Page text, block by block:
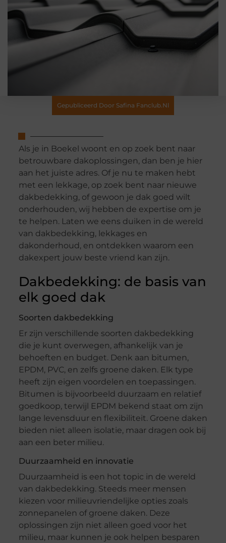
Gepubliceerd Door Safina Fanclub.nl
Als je in Boekel woont en op zoek bent naar
betrouwbare dakoplossingen, dan ben je hier
aan het juiste adres. Of je nu te maken hebt
met een lekkage, op zoek bent naar nieuwe
dakbedekking, of gewoon je dak goed wilt
onderhouden, wij hebben de expertise om je
te helpen. Laten we eens duiken in de wereld
van dakbedekking, lekkages en
dakonderhoud, en ontdekken waarom een
dakexpert jouw beste vriend kan zijn.
Dakbedekking: de basis van
elk goed dak
Soorten dakbedekking
Er zijn verschillende soorten dakbedekking
die je kunt overwegen, afhankelijk van je
behoeften en budget. Denk aan bitumen,
EPDM, PVC, en zelfs groene daken. Elk type
heeft zijn eigen voordelen en toepassingen.
Bitumen is bijvoorbeeld duurzaam en relatief
goedkoop, terwijl EPDM bekend staat om zijn
lange levensduur en flexibiliteit. Groene daken
bieden niet alleen isolatie, maar dragen ook bij
aan een beter milieu.
Duurzaamheid en innovatie
Duurzaamheid is een hot topic in de wereld
van dakbedekking. Steeds meer mensen
kiezen voor milieuvriendelijke opties zoals
zonnepanelen of groene daken. Deze
oplossingen zijn niet alleen goed voor het
milieu, maar kunnen je ook helpen besparen